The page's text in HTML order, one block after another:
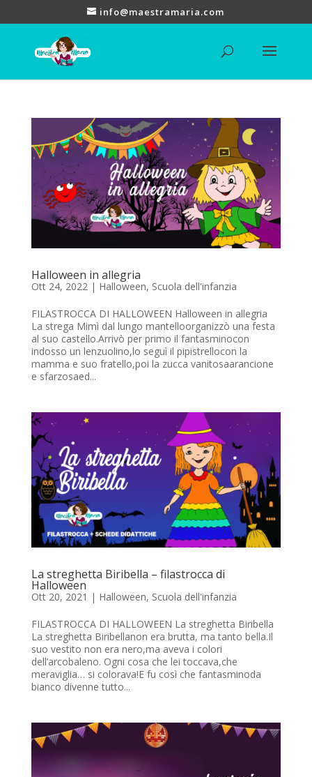
info@maestramaria.com
Halloween in allegria
Ott 24, 2022| Halloween, Scuola dell'infanzia
FILASTROCCA DI HALLOWEEN Halloween in allegria
La strega Mimì dal lungo mantelloorganizzò una festa
al suo castello.Arrivò per primo il fantasminocon
indosso un lenzuolino,lo seguì il pipistrellocon la
mamma e suo fratello,poi la zucca vanitosaarancione
e sfarzosaed...
La streghetta Biribella – filastrocca di
Halloween
Ott 20, 2021 | Halloween, Scuola dell'infanzia
FILASTROCCA DI HALLOWEEN La streghetta Biribella
La streghetta Biribellanon era brutta, ma tanto bella.Il
suo vestito non era nero,ma aveva i colori
dell’arcobaleno. Ogni cosa che lei toccava,che
meraviglia… si colorava!E fu così che fantasminoda
bianco divenne tutto...